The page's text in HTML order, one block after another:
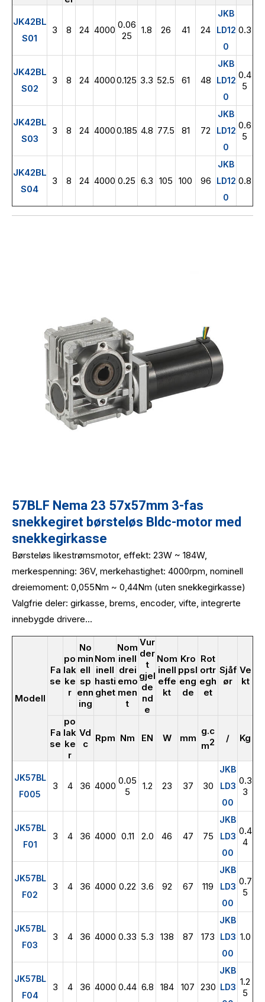
JK42BL
S01
3 8 24 4000 0.06
25
1.8 26 41 24
JKB
LD12
0
0.3
JK42BL
S02
3 8 24 40000.125 3.3 52.5 61 48
JKB
LD12
0
0.4
5
JK42BL
S03
3 8 24 40000.185 4.8 77.5 81 72
JKB
LD12
0
0.6
5
JK42BL
S04
3 8 24 4000 0.25 6.3 105 100 96
JKB
LD12
0
0.8
57BLF Nema 23 57x57mm 3-fas
snekkegiret børsteløs Bldc-motor med
snekkegirkasse
Børsteløs likestrømsmotor, effekt: 23W ~ 184W,
merkespenning: 36V, merkehastighet: 4000rpm, nominell
dreiemoment: 0,055Nm ~ 0,44Nm (uten snekkegirkasse)
Valgfrie deler: girkasse, brems, encoder, vifte, integrerte
innebygde drivere...
Modell
Fa
se
po
lak
ke
r
No
min
ell
sp
enn
ing
Nom
inell
hasti
ghet
Nom
inell
drei
emo
men
t
Vur
der
t
gjel
de
nd
e
Nom
inell
effe
kt
Kro
ppsl
eng
de
Rot
ortr
egh
et
Sjåf
ør
Ve
kt
Fa
se
po
lak
ke
r
Vd
c
Rpm Nm EN W mm
g.c
m2 / Kg
JK57BL
F005
3 4 36 4000 0.05
5
1.2 23 37 30
JKB
LD3
00
0.3
3
JK57BL
F01
3 4 36 4000 0.11 2.0 46 47 75
JKB
LD3
00
0.4
4
JK57BL
F02
3 4 36 4000 0.22 3.6 92 67 119
JKB
LD3
00
0.7
5
JK57BL
F03
3 4 36 4000 0.33 5.3 138 87 173
JKB
LD3
00
1.0
JK57BL
F04
3 4 36 4000 0.44 6.8 184 107 230
JKB
LD3 1.2
5